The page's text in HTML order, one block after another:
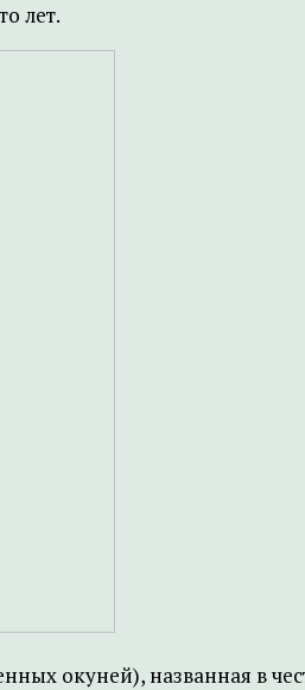
лет.
окуней), названная в